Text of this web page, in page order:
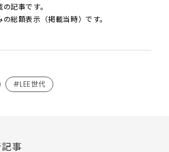
記事です。
総額表示（掲載当時）です。
#LEE世代
事